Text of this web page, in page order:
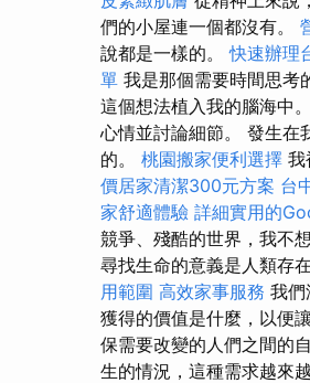
們的小屋連一個都沒有。
說都是一樣的。快速辦理
單 我是那個需要時間思考
這個想法植入我的腦海中。
心情並討論細節。 發生在
的。 桃園搬家便利選擇 我
價居家清潔300元方案 台
家舒適體驗 詳細實用的
競爭、殘酷的世界，我不
尋找生命的意義是人類存
用範圍 高效家事服務 我們
獲得的價值是什麼，以便
保需要改變的人們之間的
生的情況，這種需求越來